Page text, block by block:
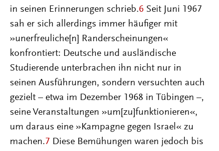
in seinen Erinnerungen schrieb.6 Seit Juni 1967
sah er sich allerdings immer häufiger mit
»unerfreuliche[n] Randerscheinungen«
konfrontiert: Deutsche und ausländische
Studierende unterbrachen ihn nicht nur in
seinen Ausführungen, sondern versuchten auch
gezielt – etwa im Dezember 1968 in Tübingen –,
seine Veranstaltungen »um[zu]funktionieren«,
um daraus eine »Kampagne gegen Israel« zu
machen.7 Diese Bemühungen waren jedoch bis